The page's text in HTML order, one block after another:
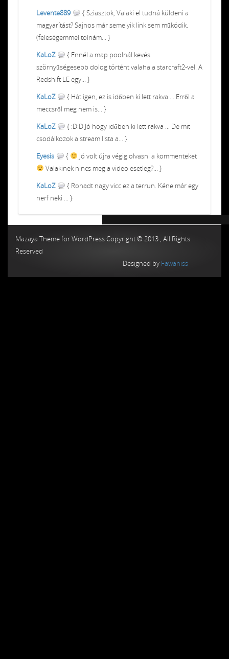
Levente889
{ Sziasztok, Valaki el tudná küldeni a
magyarítást? Sajnos már semelyik link sem működik.
(feleségemmel tolnám... }
KaLoZ
{ Ennél a map poolnál kevés
szörnyűségesebb dolog történt valaha a starcraft2-vel. A
Redshift LE egy... }
KaLoZ
{ Hát igen, ez is időben ki lett rakva ... Erről a
meccsről meg nem is... }
KaLoZ
{ :D:D Jó hogy időben ki lett rakva ... De mit
csodálkozok a stream lista a... }
Eyesis
{
Jó volt újra végig olvasni a kommenteket
Valakinek nincs meg a video esetleg?... }
KaLoZ
{ Rohadt nagy vicc ez a terrun. Kéne már egy
nerf neki ... }
Mazaya Theme for WordPress Copyright © 2013 , All Rights
Reserved
Designed by Fawaniss